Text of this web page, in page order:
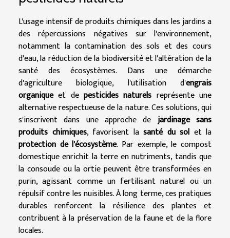
L'usage intensif de produits chimiques dans les jardins a
des répercussions négatives sur l'environnement,
notamment la contamination des sols et des cours
d'eau, la réduction de la biodiversité et l'altération de la
santé des écosystèmes. Dans une démarche
d'agriculture biologique, l'utilisation d'engrais
organiqueet de pesticides naturels représente une
alternative respectueuse de la nature. Ces solutions, qui
s'inscrivent dans une approche dejardinage sans
produits chimiques, favorisent la santé du sol et la
protection de l'écosystème. Par exemple, le compost
domestique enrichit la terre en nutriments, tandis que
la consoude ou la ortie peuvent être transformées en
purin, agissant comme un fertilisant naturel ou un
répulsif contre les nuisibles. À long terme, ces pratiques
durables renforcent la résilience des plantes et
contribuent à la préservation de la faune et de la flore
locales.